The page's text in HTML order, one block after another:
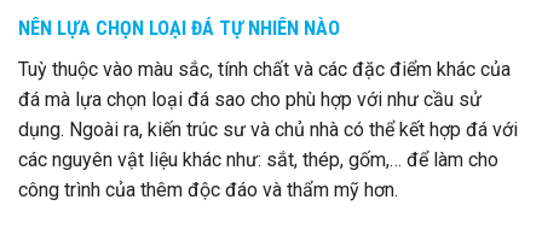
NÊN LỰA CHỌN LOẠI ĐÁ TỰ NHIÊN NÀO
Tuỳ thuộc vào màu sắc, tính chất và các đặc điểm khác của
đá mà lựa chọn loại đá sao cho phù hợp với như cầu sử
dụng. Ngoài ra, kiến trúc sư và chủ nhà có thể kết hợp đá với
các nguyên vật liệu khác như: sắt, thép, gốm,… để làm cho
công trình của thêm độc đáo và thẩm mỹ hơn.